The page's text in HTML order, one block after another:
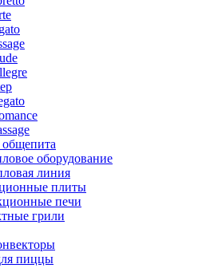
оборудование
линия
плиты
печи
грили
пиццы